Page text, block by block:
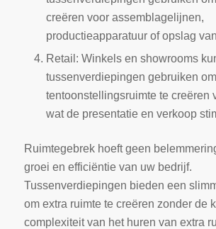
creëren voor assemblagelijnen,
productieapparatuur of opslag
Retail: Winkels en showrooms
tussenverdiepingen gebruiken
tentoonstellingsruimte te creëren
wat de presentatie en verkoop
Ruimtegebrek hoeft geen
groei en efficiëntie van uw bedrijf.
Tussenverdiepingen bieden een
om extra ruimte te creëren zonder de
complexiteit van het huren van extra